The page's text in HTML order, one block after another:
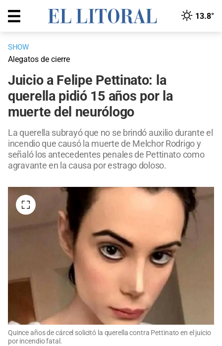
13.8°
SHOW
Alegatos de cierre
Juicio a Felipe Pettinato: la
querella pidió 15 años por la
muerte del neurólogo
La querella subrayó que no se brindó auxilio durante el
incendio que causó la muerte de Melchor Rodrigo y
señaló los antecedentes penales de Pettinato como
agravante en la causa por estrago doloso.
Quince años de cárcel solicitó la querella contra Pettinato en el juicio
por incendio fatal.